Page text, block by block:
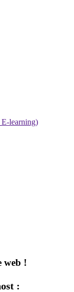
E-learning)
web !
: